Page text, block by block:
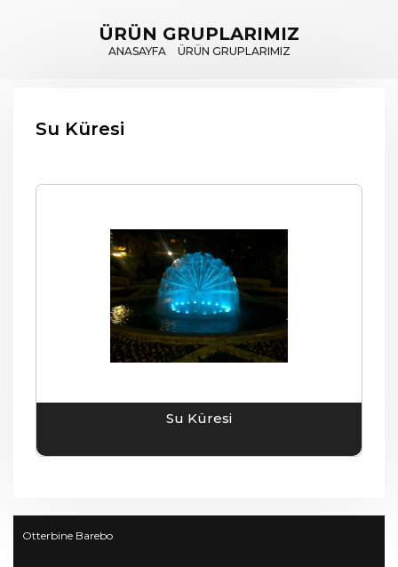
ÜRÜN GRUPLARIMIZ
ANASAYFA ÜRÜN GRUPLARIMIZ
Su Küresi
Su Küresi
Otterbine Barebo